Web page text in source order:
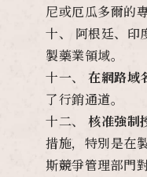
尼或厄瓜多爾的
十、 阿根廷、印
製藥業領域。
十一、 在網路域
了行銷通道。
十二、 核准強制
措施，特別是在
斯競爭管理部門